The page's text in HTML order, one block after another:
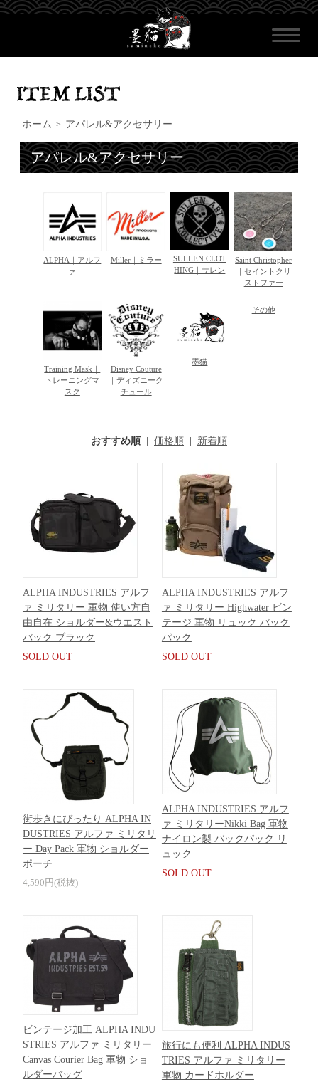
ホーム > アパレル&アクセサリー
アパレル&アクセサリー
ALPHA｜アルフ
ァ
Miller｜ミラー
SULLEN CLOT
HING｜サレン
Saint Christopher
｜セイントクリ
ストファー
Training Mask｜
トレーニングマ
スク
Disney Couture
｜ディズニーク
チュール
墨猫
その他
おすすめ順 価格順 新着順
ALPHA INDUSTRIES アルフ
ァ ミリタリー 軍物 使い方自
由自在 ショルダー&ウエスト
バック ブラック
SOLD OUT
ALPHA INDUSTRIES アルフ
ァ ミリタリー Highwater ビン
テージ 軍物 リュック バック
パック
SOLD OUT
街歩きにぴったり ALPHA IN
DUSTRIES アルファ ミリタリ
ー Day Pack 軍物 ショルダー
ポーチ
4,590円(税抜)
ALPHA INDUSTRIES アルフ
ァ ミリタリーNikki Bag 軍物
ナイロン製 バックパック リ
ュック
SOLD OUT
ビンテージ加工 ALPHA INDU
STRIES アルファ ミリタリー
Canvas Courier Bag 軍物 ショ
ルダーバッグ
旅行にも便利 ALPHA INDUS
TRIES アルファ ミリタリー
軍物 カードホルダー